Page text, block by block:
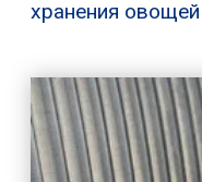
хранения овощей